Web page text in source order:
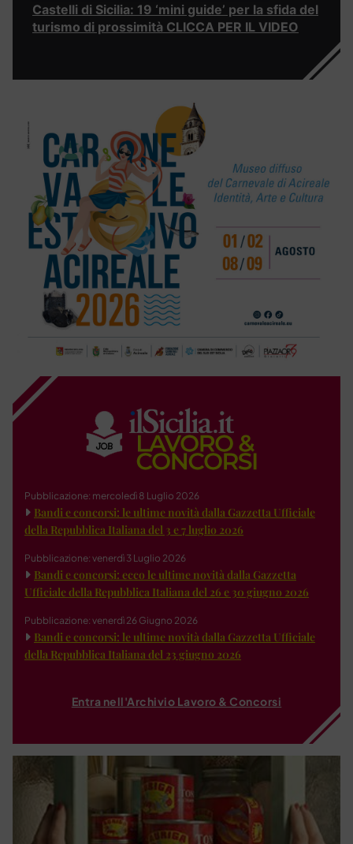
Castelli di Sicilia: 19 ‘mini guide’ per la sfida del
turismo di prossimità CLICCA PER IL VIDEO
Pubblicazione: mercoledì 8 Luglio 2026
Bandi e concorsi: le ultime novità dalla Gazzetta Ufficiale
della Repubblica Italiana del 3 e 7 luglio 2026
Pubblicazione: venerdì 3 Luglio 2026
Bandi e concorsi: ecco le ultime novità dalla Gazzetta
Ufficiale della Repubblica Italiana del 26 e 30 giugno 2026
Pubblicazione: venerdì 26 Giugno 2026
Bandi e concorsi: le ultime novità dalla Gazzetta Ufficiale
della Repubblica Italiana del 23 giugno 2026
Entra nell'Archivio Lavoro & Concorsi